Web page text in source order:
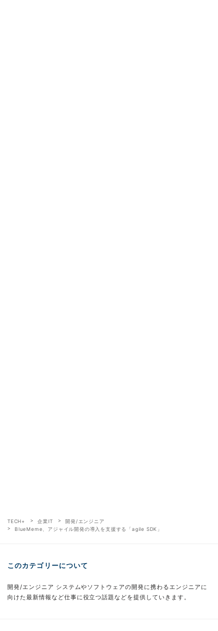
TECH+ 企業IT
開発/エンジニア
BlueMeme、アジャイル開発の導入を支援する「agile SDK」
このカテゴリーについて
開発/エンジニア システムやソフトウェアの開発に携わるエンジニアに
向けた最新情報など仕事に役立つ話題などを提供していきます。